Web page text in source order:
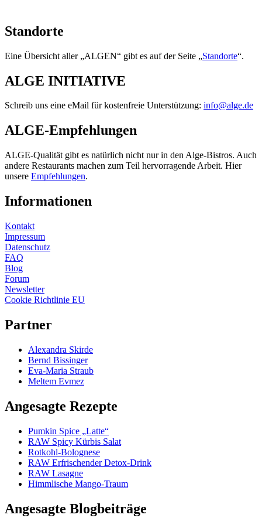
Standorte
Eine Übersicht aller „ALGEN“ gibt es auf der Seite „Standorte“.
ALGE INITIATIVE
Schreib uns eine eMail für kostenfreie Unterstützung: info@alge.de
ALGE-Empfehlungen
ALGE-Qualität gibt es natürlich nicht nur in den Alge-Bistros. Auch
andere Restaurants machen zum Teil hervorragende Arbeit. Hier
unsere Empfehlungen.
Informationen
Kontakt
Impressum
Datenschutz
FAQ
Blog
Forum
Newsletter
Cookie Richtlinie EU
Partner
Alexandra Skirde
Bernd Bissinger
Eva-Maria Straub
Meltem Evmez
Angesagte Rezepte
Pumkin Spice „Latte“
RAW Spicy Kürbis Salat
Rotkohl-Bolognese
RAW Erfrischender Detox-Drink
RAW Lasagne
Himmlische Mango-Traum
Angesagte Blogbeiträge